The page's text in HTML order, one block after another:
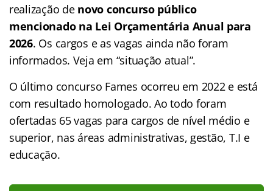
realização de novo concurso público
mencionado na Lei Orçamentária Anual para
2026. Os cargos e as vagas ainda não foram
informados. Veja em “situação atual”.
O último concurso Fames ocorreu em 2022 e está
com resultado homologado. Ao todo foram
ofertadas 65 vagas para cargos de nível médio e
superior, nas áreas administrativas, gestão, T.I e
educação.